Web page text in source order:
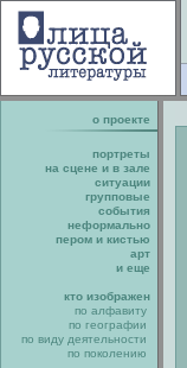
о проекте
портреты
на сцене и в зале
ситуации
групповые
события
неформально
пером и кистью
арт
и еще
кто изображен
по алфавиту
по географии
по виду деятельности
по поколению